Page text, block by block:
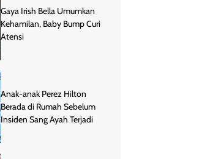
Gaya Irish Bella Umumkan
Kehamilan, Baby Bump Curi
Atensi
Anak-anak Perez Hilton
Berada di Rumah Sebelum
Insiden Sang Ayah Terjadi